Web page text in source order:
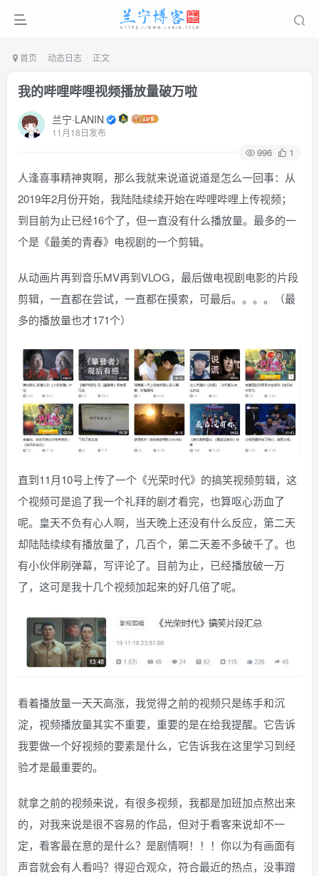
首页 动态日志 正文
我的哔哩哔哩视频播放量破万啦
兰宁·LANIN
11月18日发布
996 1
人逢喜事精神爽啊，那么我就来说道说道是怎么一回事：从
2019年2月份开始，我陆陆续续开始在哔哩哔哩上传视频；
到目前为止已经16个了，但一直没有什么播放量。最多的一
个是《最美的青春》电视剧的一个剪辑。
从动画片再到音乐MV再到VLOG，最后做电视剧电影的片段
剪辑，一直都在尝试，一直都在摸索，可最后。。。。（最
多的播放量也才171个）
直到11月10号上传了一个《光荣时代》的搞笑视频剪辑，这
个视频可是追了我一个礼拜的剧才看完，也算呕心沥血了
呢。皇天不负有心人啊，当天晚上还没有什么反应，第二天
却陆陆续续有播放量了，几百个，第二天差不多破千了。也
有小伙伴刷弹幕，写评论了。目前为止，已经播放破一万
了，这可是我十几个视频加起来的好几倍了呢。
看着播放量一天天高涨，我觉得之前的视频只是练手和沉
淀，视频播放量其实不重要，重要的是在给我提醒。它告诉
我要做一个好视频的要素是什么，它告诉我在这里学习到经
验才是最重要的。
就拿之前的视频来说，有很多视频，我都是加班加点熬出来
的，对我来说是很不容易的作品，但对于看客来说却不一
定，看客最在意的是什么？是剧情啊！！！你以为有画面有
声音就会有人看吗？得迎合观众，符合最近的热点，没事蹭